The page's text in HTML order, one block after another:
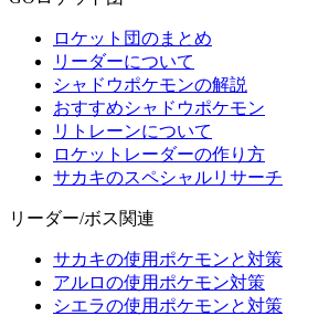
ロケット団のまとめ
リーダーについて
シャドウポケモンの解説
おすすめシャドウポケモン
リトレーンについて
ロケットレーダーの作り方
サカキのスペシャルリサーチ
リーダー/ボス関連
サカキの使用ポケモンと対策
アルロの使用ポケモン対策
シエラの使用ポケモンと対策